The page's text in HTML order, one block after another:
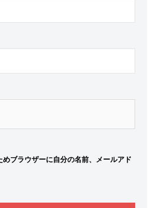
ブラウザーに自分の名前、メールアド